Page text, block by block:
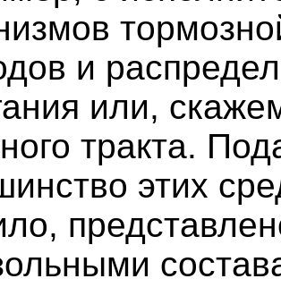
и
или,
тракта.
этих